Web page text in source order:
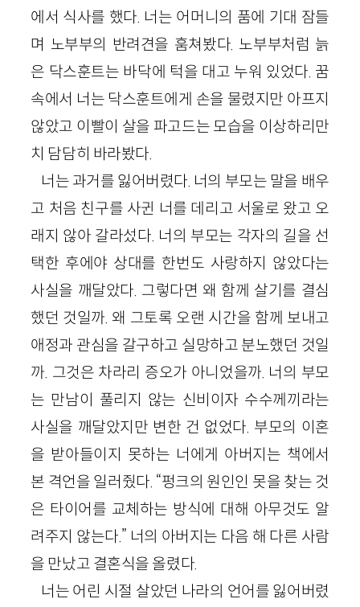
에서 식사를 했다. 너는 어머니의 품에 기대 잠들
며 노부부의 반려견을 훔쳐봤다. 노부부처럼 늙
은 닥스훈트는 바닥에 턱을 대고 누워 있었다. 꿈
속에서 너는 닥스훈트에게 손을 물렸지만 아프지
않았고 이빨이 살을 파고드는 모습을 이상하리만
치 담담히 바라봤다.
너는 과거를 잃어버렸다. 너의 부모는 말을 배우
고 처음 친구를 사귄 너를 데리고 서울로 왔고 오
래지 않아 갈라섰다. 너의 부모는 각자의 길을 선
택한 후에야 상대를 한번도 사랑하지 않았다는
사실을 깨달았다. 그렇다면 왜 함께 살기를 결심
했던 것일까. 왜 그토록 오랜 시간을 함께 보내고
애정과 관심을 갈구하고 실망하고 분노했던 것일
까. 그것은 차라리 증오가 아니었을까. 너의 부모
는 만남이 풀리지 않는 신비이자 수수께끼라는
사실을 깨달았지만 변한 건 없었다. 부모의 이혼
을 받아들이지 못하는 너에게 아버지는 책에서
본 격언을 일러줬다. “펑크의 원인인 못을 찾는 것
은 타이어를 교체하는 방식에 대해 아무것도 알
려주지 않는다.” 너의 아버지는 다음 해 다른 사람
을 만났고 결혼식을 올렸다.
너는 어린 시절 살았던 나라의 언어를 잃어버렸